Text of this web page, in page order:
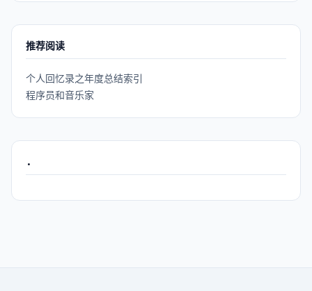
推荐阅读
个人回忆录之年度总结索引
程序员和音乐家
.